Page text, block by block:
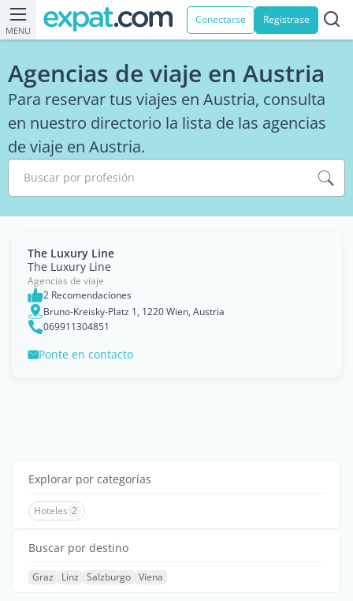
MENU
Conectarse Registrase
Agencias de viaje en Austria
Para reservar tus viajes en Austria, consulta
en nuestro directorio la lista de las agencias
de viaje en Austria.
Buscar por profesión
The Luxury Line
The Luxury Line
Agencias de viaje
2 Recomendaciones
Bruno-Kreisky-Platz 1, 1220 Wien, Austria
069911304851
Ponte en contacto
Explorar por categorías
Hoteles 2
Buscar por destino
Graz Linz Salzburgo Viena